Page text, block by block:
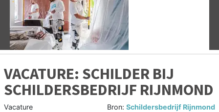
Vorige
VACATURE: SCHILDER BIJ
SCHILDERSBEDRIJF RIJNMOND
Vacature Bron: Schildersbedrijf Rijnmond